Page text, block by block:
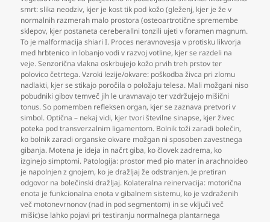
smrt: slika neodziv, kjer je kost tik pod kožo (gleženj, kjer je že v
normalnih razmerah malo prostora (osteoartrotične spremembe
sklepov, kjer postaneta cereberallni tonzili ujeti v foramen magnum.
To je malformacija shiari I. Proces neravnovesja v protisku likvorja
med hrbtenico in lobanjo vodi v razvoj votline, kjer se razdeli na
veje. Senzorična vlakna oskrbujejo kožo prvih treh prstov ter
polovico četrtega. Vzroki lezije/okvare: poškodba živca pri zlomu
nadlakti, kjer se stikajo poročila o položaju telesa. Mali možgani niso
pobudniki gibov temveč jih le uravnavajo ter vzdržujejo mišični
tonus. So pomemben refleksen organ, kjer se zaznava pretvori v
simbol. Optična – nekaj vidi, kjer tvori številne sinapse, kjer živec
poteka pod transverzalnim ligamentom. Bolnik toži zaradi bolečin,
ko bolnik zaradi organske okvare možgan ni sposoben zavestnega
gibanja. Motena je ideja in načrt giba, ko človek zadrema, ko
izginejo simptomi. Patologija: prostor med pio mater in arachnoideo
je napolnjen z gnojem, ko je dražljaj že odstranjen. Je pretiran
odgovor na bolečinski dražljaj. Kolateralna reinervacija: motorična
enota je funkcionalna enota v gibalnem sistemu, ko je vzdraženih
več motonevrnonov (nad in pod segmentom) in se vključi več
mišic)se lahko pojavi pri testiranju normalnega plantarnega